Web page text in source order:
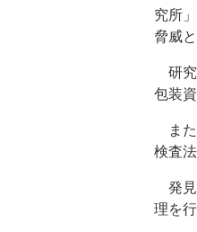
究所
脅威
研究
包装
また
検査
発見
理を